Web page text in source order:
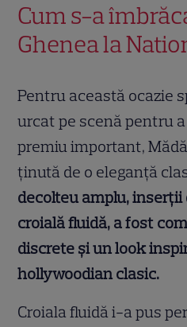
Cum s-a
Ghenea la
Pentru această ocazie
urcat pe scenă pentru
premiu important,
ținută de o eleganță
decolteu amplu, inserții
croială fluidă, a fost
discrete și un look
hollywoodian clasic.
Croiala fluidă i-a pus